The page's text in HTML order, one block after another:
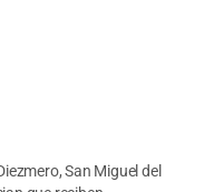
San Miguel del